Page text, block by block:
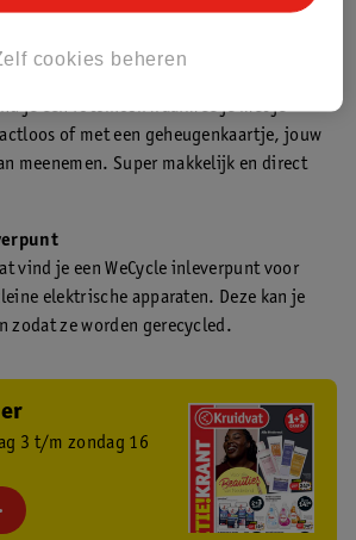
je een fotokiosk waarmee je met je
of met een geheugenkaartje, jouw
meenemen. Super makkelijk en direct
vind je een WeCycle inleverpunt voor
elektrische apparaten. Deze kan je
zodat ze worden gerecycled.
3 t/m zondag 16
cookies beheren